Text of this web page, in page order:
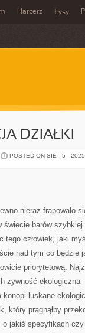
Harcerz Łysy
DZIAŁKI
POSTED ON SIE - 5 - 2025
nieraz frapowało
barów szybkiej
tego człowiek, jaki
nad tym co będzie
priorytetową.
żywność ekologiczna
konopi-luskane-
który pragnąłby
o jakiś specyfikach